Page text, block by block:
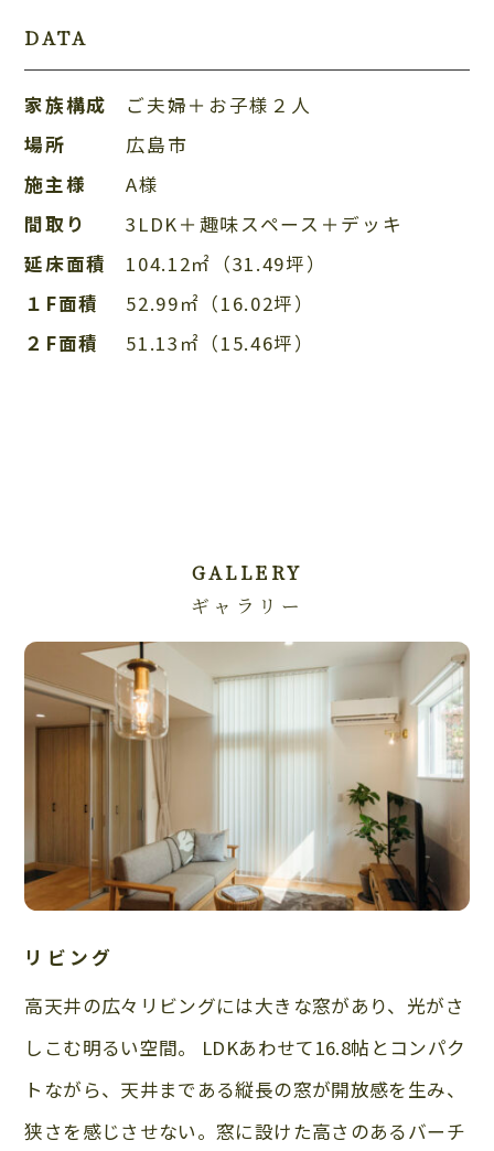
DATA
家族構成
ご夫婦＋お子様２人
場所
広島市
施主様
A様
間取り
3LDK＋趣味スペース＋デッキ
延床面積
104.12㎡（31.49坪）
１F面積
52.99㎡（16.02坪）
２F面積
51.13㎡（15.46坪）
GALLERY
ギャラリー
リビング
高天井の広々リビングには大きな窓があり、光がさ
しこむ明るい空間。 LDKあわせて16.8帖とコンパク
トながら、天井まである縦長の窓が開放感を生み、
狭さを感じさせない。窓に設けた高さのあるバーチ